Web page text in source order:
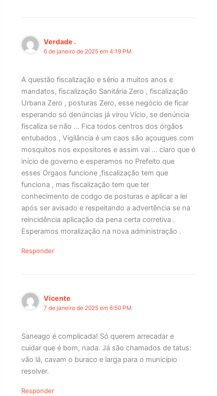
Verdade .
6 de janeiro de 2025 em 4:19 PM
A questão fiscalização e sério a muitos anos e
mandatos, fiscalização Sanitária Zero , fiscalização
Urbana Zero , posturas Zero, esse negócio de ficar
esperando só denúncias já virou Vício, se denúncia
fiscaliza se não … Fica todos centros dos órgãos
entubados , Vigilância é um caos são açougues com
mosquitos nos expositores e assim vai … claro que é
início de governo e esperamos no Prefeito que
esses Orgaos funcione ,fiscalização tem que
funciona , mas fiscalização tem que ter
conhecimento de codgo de posturas e aplicar a lei
após ser avisado e respeitando a advertência se na
reincidência aplicação da pena certa corretiva .
Esperamos moralização na nova administração .
Responder
Vicente
7 de janeiro de 2025 em 6:50 PM
Saneago é complicada! Só querem arrecadar e
cuidar que é bom, nada. Já são chamados de tatus:
vão lá, cavam o buraco e larga para o município
resolver.
Responder